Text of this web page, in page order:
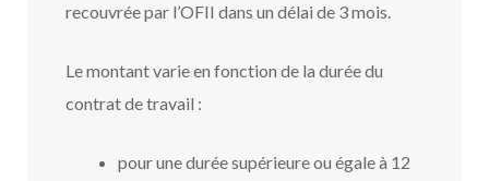
recouvrée par l’OFII dans un délai de 3 mois.
Le montant varie en fonction de la durée du
contrat de travail :
pour une durée supérieure ou égale à 12